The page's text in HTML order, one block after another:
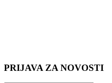
PRIJAVA ZA NOVOSTI